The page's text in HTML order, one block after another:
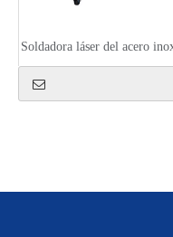
Soldadora láser del acero